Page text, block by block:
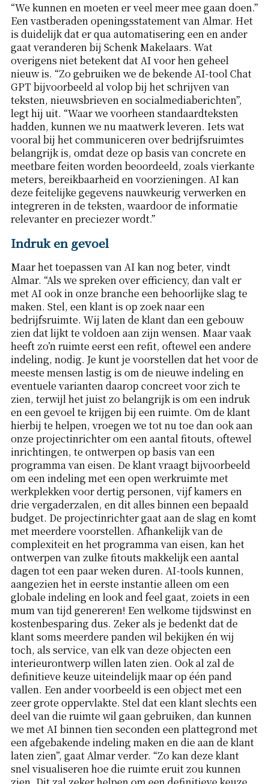
“We kunnen en moeten er veel meer mee gaan doen.”
Een vastberaden openingsstatement van Almar. Het
is duidelijk dat er qua automatisering een en ander
gaat veranderen bij Schenk Makelaars. Wat
overigens niet betekent dat AI voor hen geheel
nieuw is. “Zo gebruiken we de bekende AI-tool Chat
GPT bijvoorbeeld al volop bij het schrijven van
teksten, nieuwsbrieven en socialmediaberichten”,
legt hij uit. “Waar we voorheen standaardteksten
hadden, kunnen we nu maatwerk leveren. Iets wat
vooral bij het communiceren over bedrijfsruimtes
belangrijk is, omdat deze op basis van concrete en
meetbare feiten worden beoordeeld, zoals vierkante
meters, bereikbaarheid en voorzieningen. AI kan
deze feitelijke gegevens nauwkeurig verwerken en
integreren in de teksten, waardoor de informatie
relevanter en preciezer wordt.”
Indruk en gevoel
Maar het toepassen van AI kan nog beter, vindt
Almar. “Als we spreken over efficiency, dan valt er
met AI ook in onze branche een behoorlijke slag te
maken. Stel, een klant is op zoek naar een
bedrijfsruimte. Wij laten de klant dan een gebouw
zien dat lijkt te voldoen aan zijn wensen. Maar vaak
heeft zo’n ruimte eerst een refit, oftewel een andere
indeling, nodig. Je kunt je voorstellen dat het voor de
meeste mensen lastig is om de nieuwe indeling en
eventuele varianten daarop concreet voor zich te
zien, terwijl het juist zo belangrijk is om een indruk
en een gevoel te krijgen bij een ruimte. Om de klant
hierbij te helpen, vroegen we tot nu toe dan ook aan
onze projectinrichter om een aantal fitouts, oftewel
inrichtingen, te ontwerpen op basis van een
programma van eisen. De klant vraagt bijvoorbeeld
om een indeling met een open werkruimte met
werkplekken voor dertig personen, vijf kamers en
drie vergaderzalen, en dit alles binnen een bepaald
budget. De projectinrichter gaat aan de slag en komt
met meerdere voorstellen. Afhankelijk van de
complexiteit en het programma van eisen, kan het
ontwerpen van zulke fitouts makkelijk een aantal
dagen tot een paar weken duren. AI-tools kunnen,
aangezien het in eerste instantie alleen om een
globale indeling en look and feel gaat, zoiets in een
mum van tijd genereren! Een welkome tijdswinst en
kostenbesparing dus. Zeker als je bedenkt dat de
klant soms meerdere panden wil bekijken én wij
toch, als service, van elk van deze objecten een
interieurontwerp willen laten zien. Ook al zal de
definitieve keuze uiteindelijk maar op één pand
vallen. Een ander voorbeeld is een object met een
zeer grote oppervlakte. Stel dat een klant slechts een
deel van die ruimte wil gaan gebruiken, dan kunnen
we met AI binnen tien seconden een plattegrond met
een afgebakende indeling maken en die aan de klant
laten zien”, gaat Almar verder. “Zo kan deze klant
snel visualiseren hoe die ruimte eruit zou kunnen